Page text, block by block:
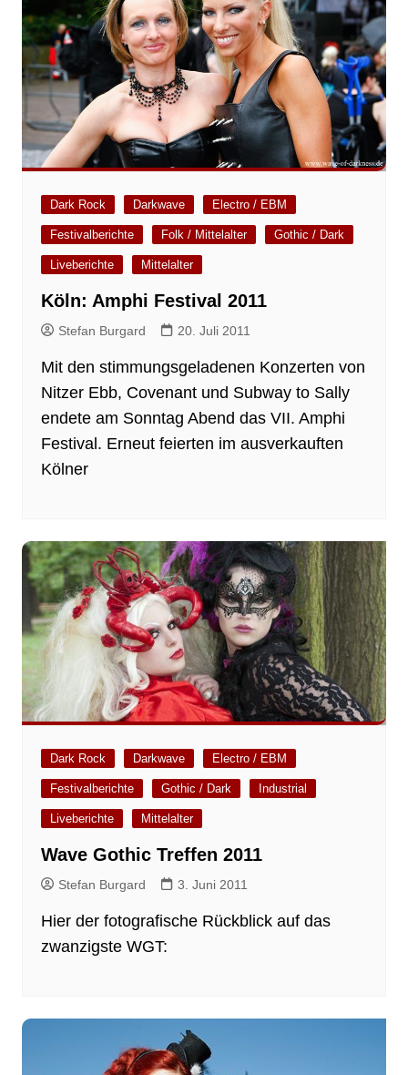
Dark Rock Darkwave Electro / EBM
Festivalberichte Folk / Mittelalter Gothic / Dark
Liveberichte Mittelalter
Köln: Amphi Festival 2011
Stefan Burgard 20. Juli 2011
Mit den stimmungsgeladenen Konzerten von
Nitzer Ebb, Covenant und Subway to Sally
endete am Sonntag Abend das VII. Amphi
Festival. Erneut feierten im ausverkauften
Kölner
Dark Rock Darkwave Electro / EBM
Festivalberichte Gothic / Dark Industrial
Liveberichte Mittelalter
Wave Gothic Treffen 2011
Stefan Burgard 3. Juni 2011
Hier der fotografische Rückblick auf das
zwanzigste WGT: